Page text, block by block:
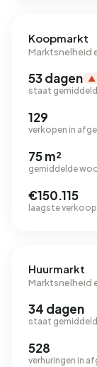
Koopmarkt
Marktsnelheid
53 dagen ▲
staat gemiddeld
129
verkopen in
75 m²
gemiddelde
€150.115
laagste
Huurmarkt
Marktsnelheid
34 dagen
staat gemiddeld
528
verhuringen in